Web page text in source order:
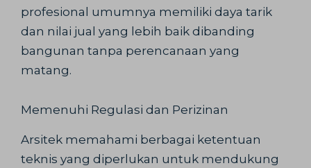
profesional umumnya memiliki daya tarik
dan nilai jual yang lebih baik dibanding
bangunan tanpa perencanaan yang
matang.
Memenuhi Regulasi dan Perizinan
Arsitek memahami berbagai ketentuan
teknis yang diperlukan untuk mendukung